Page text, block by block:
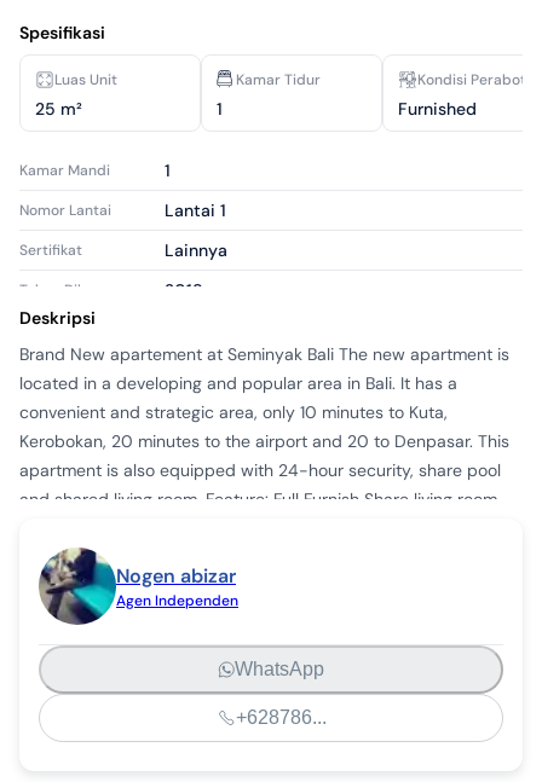
Spesifikasi
Luas Unit
25 m²
Kamar Tidur
1
Kondisi Perabotan
Furnished
Kamar Mandi 1
Nomor Lantai Lantai 1
Sertifikat Lainnya
Tahun Dibangun 2018
Kondisi Properti
Tipe Iklan Tersewa
ID Iklan apr1809856
Deskripsi
Brand New apartement at Seminyak Bali The new apartment is
located in a developing and popular area in Bali. It has a
convenient and strategic area, only 10 minutes to Kuta,
Kerobokan, 20 minutes to the airport and 20 to Denpasar. This
apartment is also equipped with 24-hour security, share pool
and shared living room. Feature: Full Furnish Share living room
Nogen abizar
Agen Independen
+628786...
WhatsApp